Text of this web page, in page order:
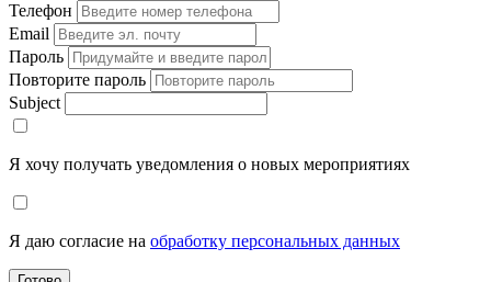
Телефон
Email
Пароль
Повторите пароль
Subject
Я хочу получать уведомления о новых мероприятиях
Я даю согласие на обработку персональных данных